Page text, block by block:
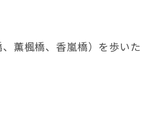
薫楓橋、香嵐橋）を歩いた